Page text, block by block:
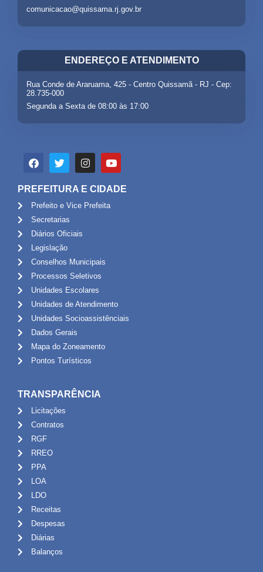
comunicacao@quissama.rj.gov.br
ENDEREÇO E ATENDIMENTO
Rua Conde de Araruama, 425 - Centro Quissamã - RJ - Cep:
28.735-000
Segunda a Sexta de 08:00 às 17:00
PREFEITURA E CIDADE
Prefeito e Vice Prefeita
Secretarias
Diários Oficiais
Legislação
Conselhos Municipais
Processos Seletivos
Unidades Escolares
Unidades de Atendimento
Unidades Socioassistênciais
Dados Gerais
Mapa do Zoneamento
Pontos Turísticos
TRANSPARÊNCIA
Licitações
Contratos
RGF
RREO
PPA
LOA
LDO
Receitas
Despesas
Diárias
Balanços